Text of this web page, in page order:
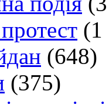
(1
(648)
(375)